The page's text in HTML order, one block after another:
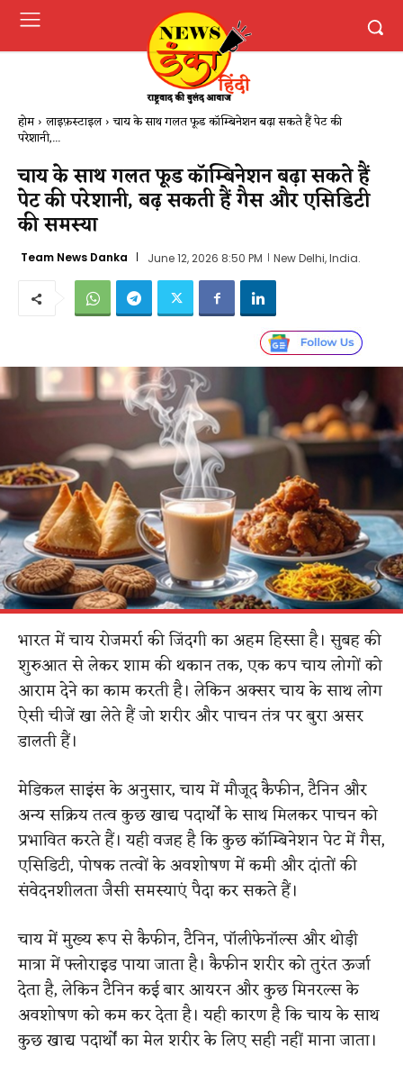
होम लाइफ़स्टाइल चाय के साथ गलत फूड कॉम्बिनेशन बढ़ा सकते हैं पेट की
परेशानी,...
चाय के साथ गलत फूड कॉम्बिनेशन बढ़ा सकते हैं
पेट की परेशानी, बढ़ सकती हैं गैस और एसिडिटी
की समस्या
Team News Danka June 12, 2026 8:50 PM New Delhi, India.
भारत में चाय रोजमर्रा की जिंदगी का अहम हिस्सा है। सुबह की
शुरुआत से लेकर शाम की थकान तक, एक कप चाय लोगों को
आराम देने का काम करती है। लेकिन अक्सर चाय के साथ लोग
ऐसी चीजें खा लेते हैं जो शरीर और पाचन तंत्र पर बुरा असर
डालती हैं।
मेडिकल साइंस के अनुसार, चाय में मौजूद कैफीन, टैनिन और
अन्य सक्रिय तत्व कुछ खाद्य पदार्थों के साथ मिलकर पाचन को
प्रभावित करते हैं। यही वजह है कि कुछ कॉम्बिनेशन पेट में गैस,
एसिडिटी, पोषक तत्वों के अवशोषण में कमी और दांतों की
संवेदनशीलता जैसी समस्याएं पैदा कर सकते हैं।
चाय में मुख्य रूप से कैफीन, टैनिन, पॉलीफेनॉल्स और थोड़ी
मात्रा में फ्लोराइड पाया जाता है। कैफीन शरीर को तुरंत ऊर्जा
देता है, लेकिन टैनिन कई बार आयरन और कुछ मिनरल्स के
अवशोषण को कम कर देता है। यही कारण है कि चाय के साथ
कुछ खाद्य पदार्थों का मेल शरीर के लिए सही नहीं माना जाता।